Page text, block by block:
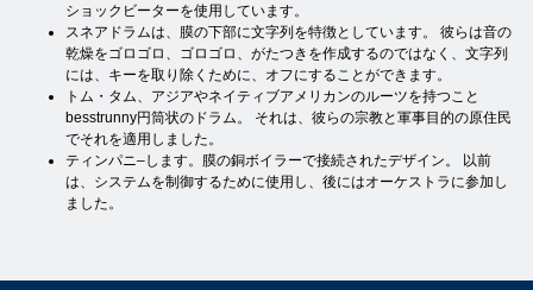
ショックビーターを使用しています。
スネアドラムは、膜の下部に文字列を特徴としています。 彼らは音の
乾燥をゴロゴロ、ゴロゴロ、がたつきを作成するのではなく、文字列
には、キーを取り除くために、オフにすることができます。
トム・タム、アジアやネイティブアメリカンのルーツを持つこと
besstrunny円筒状のドラム。 それは、彼らの宗教と軍事目的の原住民
でそれを適用しました。
ティンパニ–します。膜の銅ボイラーで接続されたデザイン。 以前
は、システムを制御するために使用し、後にはオーケストラに参加し
ました。